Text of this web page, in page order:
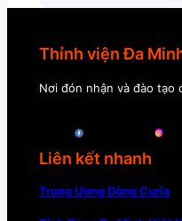
Thỉnh viện Đa
Nơi đón nhận và đào tạo
Liên kết nhanh
Trung Ương Dòng Curia